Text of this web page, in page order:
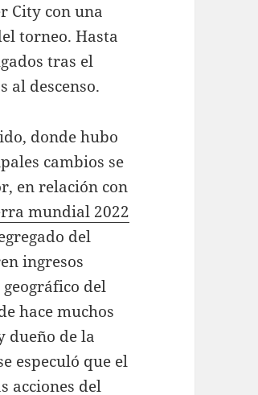
City con una
torneo. Hasta
tras el
al descenso.
donde hubo
cambios se
en relación con
mundial 2022
del
ingresos
del
hace muchos
dueño de la
especuló que el
acciones del